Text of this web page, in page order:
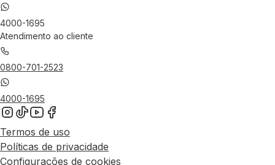
4000-1695
Atendimento ao cliente
0800-701-2523
4000-1695
Termos de uso
Políticas de privacidade
Configurações de cookies